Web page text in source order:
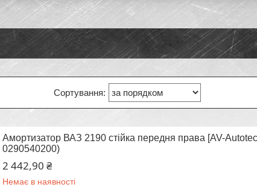
Амортизатор ВАЗ 2190 стійка передня права [AV-
0290540200)
2 442,90 ₴
Немає в наявності